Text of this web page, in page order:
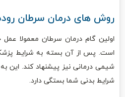
روش های درمان سرطان
اولین گام درمان سرطان معمولا
است. پس از آن بسته به شرایط
شیمی درمانی نیز پیشنهاد کند. این
شرایط بدنی شما بستگی دارد.